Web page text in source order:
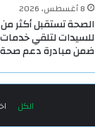
8 أغسطس، 2026
للسيدات لتلقي
ضمن مبادرة دعم صحة
الكل